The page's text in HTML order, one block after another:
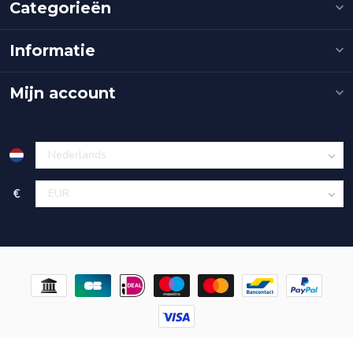
Categorieën
Informatie
Mijn account
€